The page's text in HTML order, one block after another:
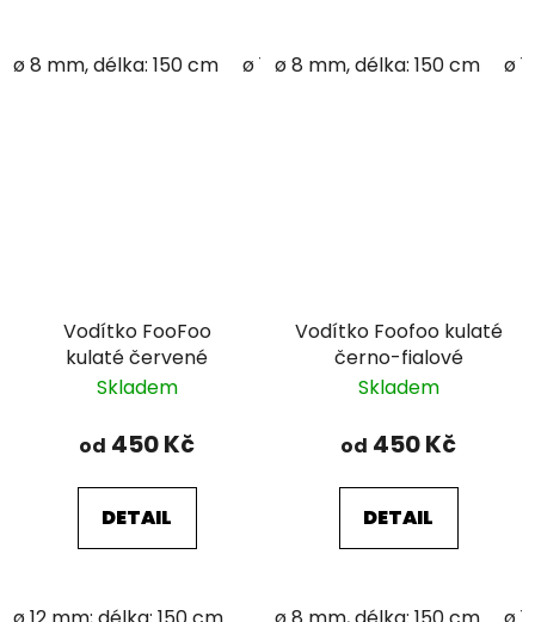
ø 8 mm, délka: 150 cm ø 12 mm; délka: 150 cm
ø 8 mm, délka: 150 cm ø
Vodítko FooFoo
kulaté červené
Skladem
od 450 Kč
DETAIL
Vodítko Foofoo kulaté
černo-fialové
Skladem
od 450 Kč
DETAIL